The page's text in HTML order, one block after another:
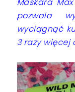
Maskara
pozwala
wyciągnąć
3 razy więcej